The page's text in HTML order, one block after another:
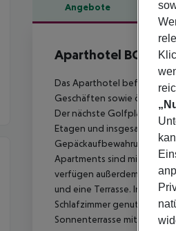
Angebote
Aparthotel BCL
Das Aparthotel befindet
Geschäften sowie
Der nächste Golfplatz ist
Etagen und insgesamt 40
Gepäckaufbewahrung, 2
Apartments sind mit einer
verfügen außerdem über
und eine Terrasse. In den
Schlafzimmer genutzt
Sonnenterrasse mit